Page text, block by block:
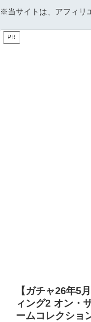
※当サイトは、アフィリ
PR
【ガチャ26年5
ィング2 オン・
ームコレクショ